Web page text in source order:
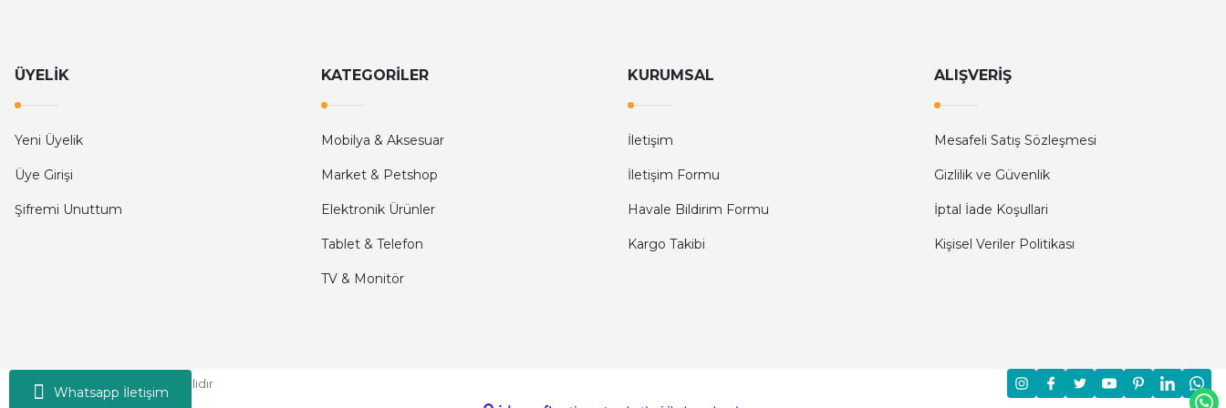
Whatsapp İletişim
ÜYELİK
Yeni Üyelik
Üye Girişi
Şifremi Unuttum
KATEGORİLER
Mobilya & Aksesuar
Market & Petshop
Elektronik Ürünler
Tablet & Telefon
TV & Monitör
KURUMSAL
İletişim
İletişim Formu
Havale Bildirim Formu
Kargo Takibi
ALIŞVERİŞ
Mesafeli Satış Sözleşmesi
Gizlilik ve Güvenlik
İptal İade Koşullari
Kişisel Veriler Politikası
Moni © 2024 - Tüm Hakları Saklıdır